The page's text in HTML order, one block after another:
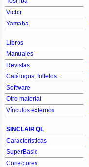
Victor
Yamaha
Libros
Manuales
Revistas
Catálogos, folletos...
Software
Otro material
Vínculos externos
SINCLAIR QL
Características
SuperBasic
Conectores